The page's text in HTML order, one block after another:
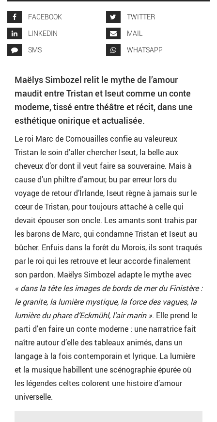
FACEBOOK
TWITTER
LINKEDIN
MAIL
SMS
WHATSAPP
Maëlys Simbozel relit le mythe de l’amour
maudit entre Tristan et Iseut comme un conte
moderne, tissé entre théâtre et récit, dans une
esthétique onirique et actualisée.
Le roi Marc de Cornouailles confie au valeureux
Tristan le soin d’aller chercher Iseut, la belle aux
cheveux d’or dont il veut faire sa souveraine. Mais à
cause d’un philtre d’amour, bu par erreur lors du
voyage de retour d’Irlande, Iseut règne à jamais sur le
cœur de Tristan, pour toujours attaché à celle qui
devait épouser son oncle. Les amants sont trahis par
les barons de Marc, qui condamne Tristan et Iseut au
bûcher. Enfuis dans la forêt du Morois, ils sont traqués
par le roi qui les retrouve et leur accorde finalement
son pardon. Maëlys Simbozel adapte le mythe avec
« dans la tête les images de bords de mer du Finistère :
le granite, la lumière mystique, la force des vagues, la
lumière du phare d’Eckmühl, l’air marin ». Elle prend le
parti d’en faire un conte moderne : une narratrice fait
naître autour d’elle des tableaux animés, dans un
langage à la fois contemporain et lyrique. La lumière
et la musique habillent une scénographie épurée où
les légendes celtes colorent une histoire d’amour
universelle.